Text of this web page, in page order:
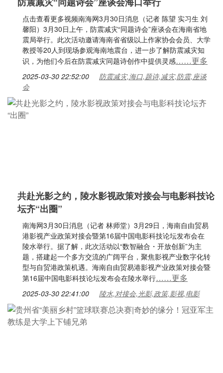
点击查看更多视频南海网3月30日消息（记者 陈望 实习生 刘
馨阳）3月30日上午，防震减灾“同题诗会”座谈会在海南省地
震局举行。此次活动邀请海南省省级以上作家协会会员、大学
教授等20人到现场参观海南地震台，进一步了解防震减灾知
识，为他们今后在防震减灾同题诗创作中提供灵感……更多
2025-03-30 22:52:00
防震减灾,海口,题诗,减灾,防震,座谈
会
共赴光影之约，陵水影视政策对接会与电影科技论
坛齐“出圈”
南海网3月30日消息（记者 林师堂）3月29日，海南自由贸易
港影视产业政策对接会暨第16届中国电影科技论坛发布会在
陵水举行。据了解，此次活动以“数智融合・开放创新”为主
题，搭建起一个多方交流的广阔平台，聚焦影视产业数字化转
型与自贸港政策机遇。海南自由贸易港影视产业政策对接会暨
第16届中国电影科技论坛发布会在陵水举行……更多
2025-03-30 22:41:00 陵水,对接会,光影,政策,影视,电影